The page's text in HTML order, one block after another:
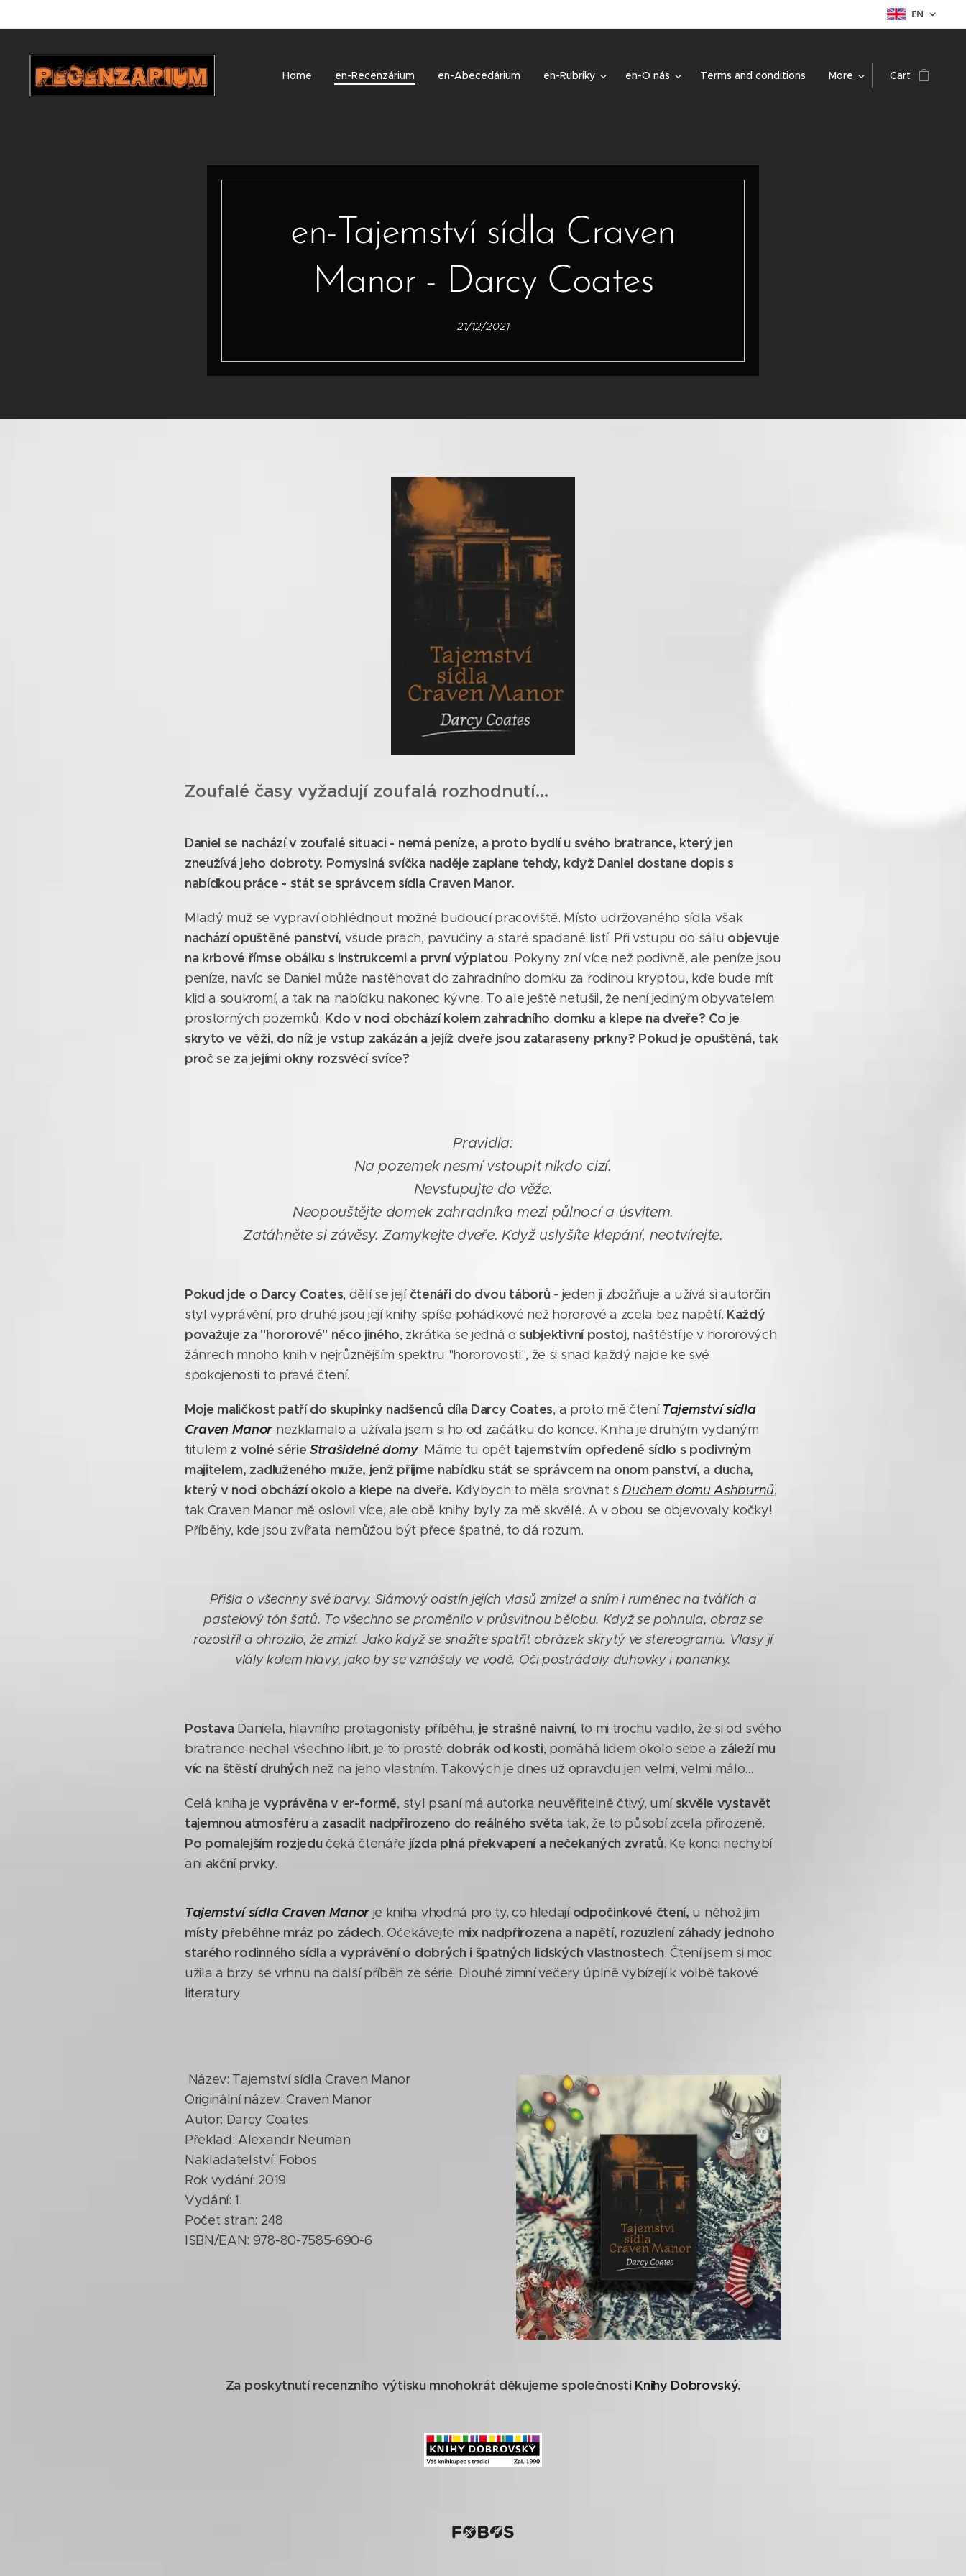
EN
Home en-Recenzárium en-Abecedárium en-Rubriky en-O nás Terms and conditions More Cart
en-Tajemství sídla Craven
Manor - Darcy Coates
21/12/2021
Zoufalé časy vyžadují zoufalá rozhodnutí...
Daniel se nachází v zoufalé situaci - nemá peníze, a proto bydlí u svého bratrance, který jen
zneužívá jeho dobroty. Pomyslná svíčka naděje zaplane tehdy, když Daniel dostane dopis s
nabídkou práce - stát se správcem sídla Craven Manor.
Mladý muž se vypraví obhlédnout možné budoucí pracoviště. Místo udržovaného sídla však
nachází opuštěné panství, všude prach, pavučiny a staré spadané listí. Při vstupu do sálu objevuje
na krbové římse obálku s instrukcemi a první výplatou. Pokyny zní více než podivně, ale peníze jsou
peníze, navíc se Daniel může nastěhovat do zahradního domku za rodinou kryptou, kde bude mít
klid a soukromí, a tak na nabídku nakonec kývne. To ale ještě netušil, že není jediným obyvatelem
prostorných pozemků. Kdo v noci obchází kolem zahradního domku a klepe na dveře? Co je
skryto ve věži, do níž je vstup zakázán a jejíž dveře jsou zataraseny prkny? Pokud je opuštěná, tak
proč se za jejími okny rozsvěcí svíce?
Pravidla:
Na pozemek nesmí vstoupit nikdo cizí.
Nevstupujte do věže.
Neopouštějte domek zahradníka mezi půlnocí a úsvitem.
Zatáhněte si závěsy. Zamykejte dveře. Když uslyšíte klepání, neotvírejte.
Pokud jde o Darcy Coates, dělí se jejíčtenáři do dvou táborů- jeden ji zbožňuje a užívá si autorčin
styl vyprávění, pro druhé jsou její knihy spíše pohádkové než hororové a zcela bez napětí. Každý
považuje za "hororové" něco jiného, zkrátka se jedná osubjektivní postoj, naštěstí je v hororových
žánrech mnoho knih v nejrůznějším spektru "hororovosti", že si snad každý najde ke své
spokojenosti to pravé čtení.
Moje maličkost patří do skupinky nadšenců dílaDarcy Coates, a proto mě čteníTajemství sídla
Craven Manor nezklamalo a užívala jsem si ho od začátku do konce. Kniha je druhým vydaným
titulem z volné série Strašidelné domy. Máme tu opět tajemstvím opředené sídlo s podivným
majitelem, zadluženého muže, jenž přijme nabídku stát se správcemna onom panství, a ducha,
který v noci obchází okolo a klepe na dveře. Kdybych to měla srovnat sDuchem domu Ashburnů,
tak Craven Manor mě oslovil více, ale obě knihy byly za mě skvělé. A v obou se objevovaly kočky!
Příběhy, kde jsou zvířata nemůžou být přece špatné, to dá rozum.
Přišla o všechny své barvy. Slámový odstín jejích vlasů zmizel a sním i ruměnec na tvářích a
pastelový tón šatů. To všechno se proměnilo v průsvitnou bělobu. Když se pohnula, obraz se
rozostřil a ohrozilo, že zmizí. Jako když se snažíte spatřit obrázek skrytý ve stereogramu. Vlasy jí
vlály kolem hlavy, jako by se vznášely ve vodě. Oči postrádaly duhovky i panenky.
Postava Daniela, hlavního protagonisty příběhu, je strašně naivní, to mi trochu vadilo, že si od svého
bratrance nechal všechno líbit, je to prostě dobrák od kosti, pomáhá lidem okolo sebe a záleží mu
víc na štěstí druhých než na jeho vlastním. Takových je dnes už opravdu jen velmi, velmi málo...
Celá kniha je vyprávěna v er-formě, styl psaní má autorka neuvěřitelně čtivý, umískvěle vystavět
tajemnou atmosféru a zasadit nadpřirozeno do reálného světa tak, že to působí zcela přirozeně.
Po pomalejším rozjedu čeká čtenáře jízda plná překvapení a nečekaných zvratů. Ke konci nechybí
ani akční prvky.
Tajemství sídla Craven Manor je kniha vhodná pro ty, co hledají odpočinkové čtení, u něhož jim
místy přeběhne mráz po zádech. Očekávejte mix nadpřirozena a napětí, rozuzlení záhady jednoho
starého rodinného sídla a vyprávění o dobrých i špatných lidských vlastnostech. Čtení jsem si moc
užila a brzy se vrhnu na další příběh ze série. Dlouhé zimní večery úplně vybízejí k volbě takové
literatury.
Název: Tajemství sídla Craven Manor
Originální název: Craven Manor
Autor: Darcy Coates
Překlad: Alexandr Neuman
Nakladatelství: Fobos
Rok vydání: 2019
Vydání: 1.
Počet stran: 248
ISBN/EAN: 978-80-7585-690-6
Za poskytnutí recenzního výtisku mnohokrát děkujeme společnosti Knihy Dobrovský.